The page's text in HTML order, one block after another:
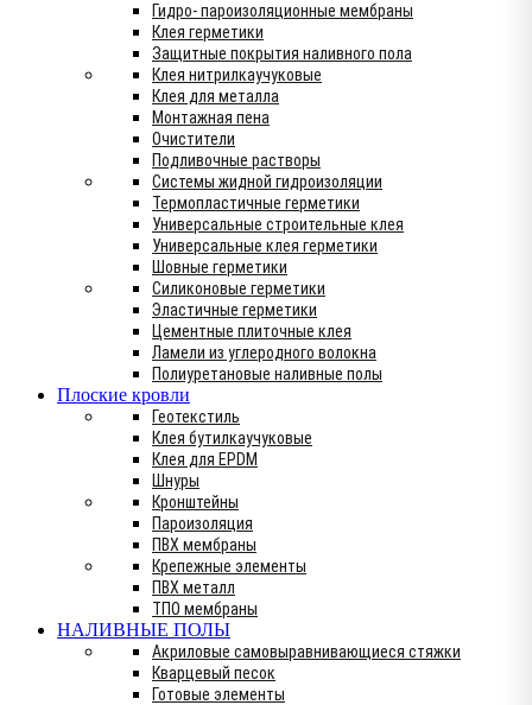
Гидро- пароизоляционные мембраны
Клея герметики
Защитные покрытия наливного пола
Клея нитрилкаучуковые
Клея для металла
Монтажная пена
Очистители
Подливочные растворы
Системы жидной гидроизоляции
Термопластичные герметики
Универсальные строительные клея
Универсальные клея герметики
Шовные герметики
Силиконовые герметики
Эластичные герметики
Цементные плиточные клея
Ламели из углеродного волокна
Полиуретановые наливные полы
Плоские кровли
Геотекстиль
Клея бутилкаучуковые
Клея для EPDM
Шнуры
Кронштейны
Пароизоляция
ПВХ мембраны
Крепежные элементы
ПВХ металл
ТПО мембраны
НАЛИВНЫЕ ПОЛЫ
Акриловые самовыравнивающиеся стяжки
Кварцевый песок
Готовые элементы